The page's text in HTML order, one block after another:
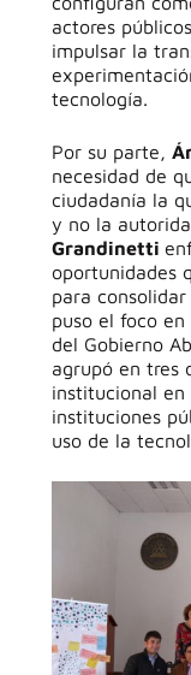
actores
impulsar la
tecnología.
Por su parte,
necesidad de
ciudadanía la
y no la
Grandinetti
oportunidades
para
puso el foco
del Gobierno
agrupó en tres
institucional en
instituciones
uso de la